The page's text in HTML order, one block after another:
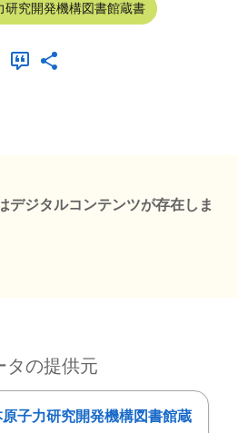
研究開発機構図書館蔵書
デジタルコンテンツが存在しま
タの提供元
原子力研究開発機構図書館蔵